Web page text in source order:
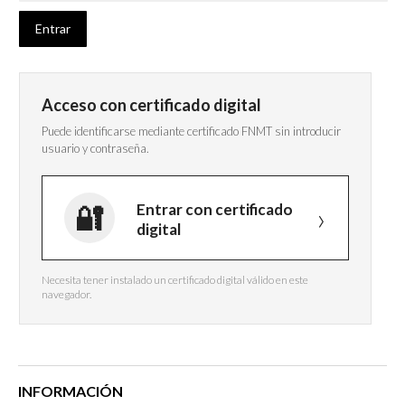
Acceso con certificado digital
Puede identificarse mediante certificado FNMT sin introducir
usuario y contraseña.
Entrar con certificado
digital
Necesita tener instalado un certificado digital válido en este
navegador.
INFORMACIÓN